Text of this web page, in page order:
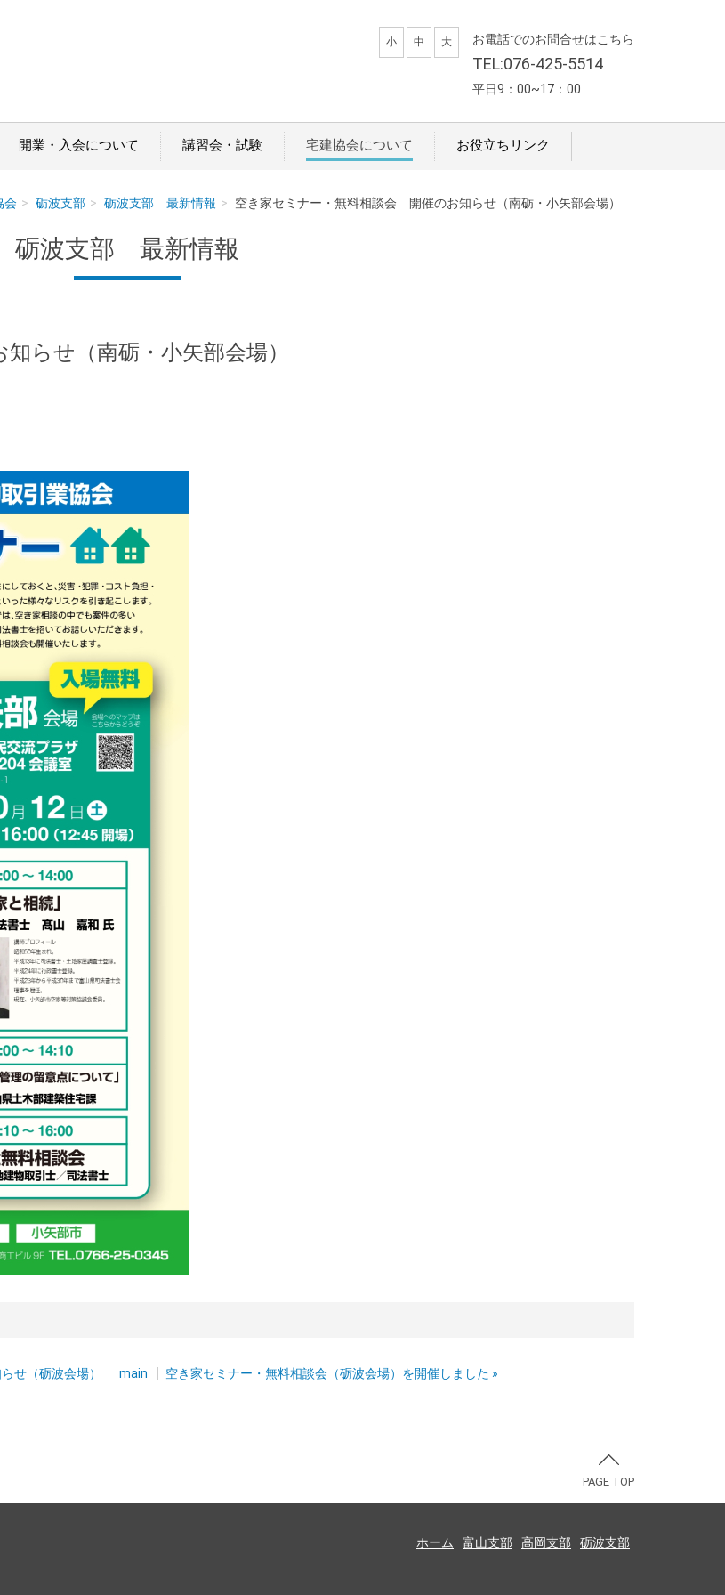
お電話でのお問合せはこちら
TEL:076-425-5514
平日9：00~17：00
小 中 大
開業・入会について 講習会・試験 宅建協会について お役立ちリンク
会 砺波支部 砺波支部 最新情報 空き家セミナー・無料相談会 開催のお知らせ（南砺・小矢部会場）
砺波支部 最新情報
らせ（南砺・小矢部会場）
せ（砺波会場） main 空き家セミナー・無料相談会（砺波会場）を開催しました »
PAGE TOP
ホーム 富山支部 高岡支部 砺波支部